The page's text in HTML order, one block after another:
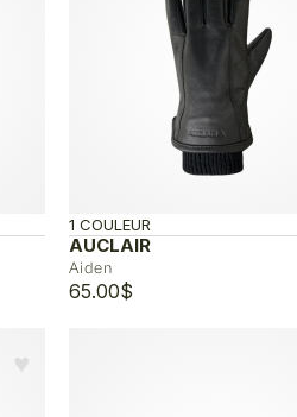
AUCLAIR
Aiden
1 COULEUR
65.00$
♥︎